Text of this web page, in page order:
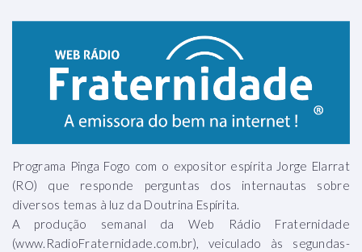
Programa Pinga Fogo com o expositor espírita Jorge Elarrat
(RO) que responde perguntas dos internautas sobre
diversos temas à luz da Doutrina Espírita.
A produção semanal da Web Rádio Fraternidade
(www.RadioFraternidade.com.br), veiculado às segundas-